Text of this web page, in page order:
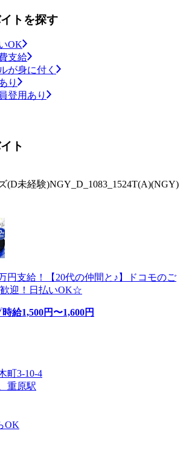
トを探す
OK
支給
が身に付く
り
登用あり
ト
(D未経験)NGY_D_1083_1524T(A)(NGY)
円支給！【20代の仲間と♪】ドコモのご
迎！日払いOK☆
時給1,500円〜1,600円
町3-10-4
重原駅
OK